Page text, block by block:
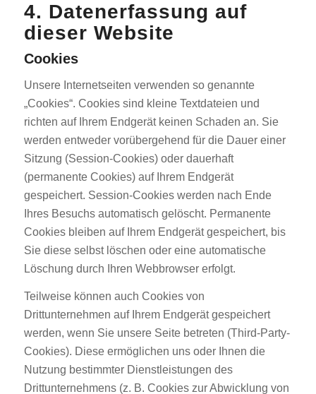
4. Datenerfassung auf
dieser Website
Cookies
Unsere Internetseiten verwenden so genannte
„Cookies“. Cookies sind kleine Textdateien und
richten auf Ihrem Endgerät keinen Schaden an. Sie
werden entweder vorübergehend für die Dauer einer
Sitzung (Session-Cookies) oder dauerhaft
(permanente Cookies) auf Ihrem Endgerät
gespeichert. Session-Cookies werden nach Ende
Ihres Besuchs automatisch gelöscht. Permanente
Cookies bleiben auf Ihrem Endgerät gespeichert, bis
Sie diese selbst löschen oder eine automatische
Löschung durch Ihren Webbrowser erfolgt.
Teilweise können auch Cookies von
Drittunternehmen auf Ihrem Endgerät gespeichert
werden, wenn Sie unsere Seite betreten (Third-Party-
Cookies). Diese ermöglichen uns oder Ihnen die
Nutzung bestimmter Dienstleistungen des
Drittunternehmens (z. B. Cookies zur Abwicklung von